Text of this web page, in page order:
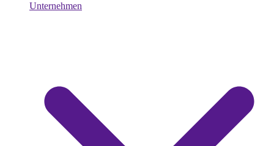
Unternehmen